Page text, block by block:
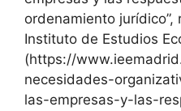
ordenamiento jurídico”,
Instituto de Estudios
(https://
necesidades-
las-empresas-y-las-